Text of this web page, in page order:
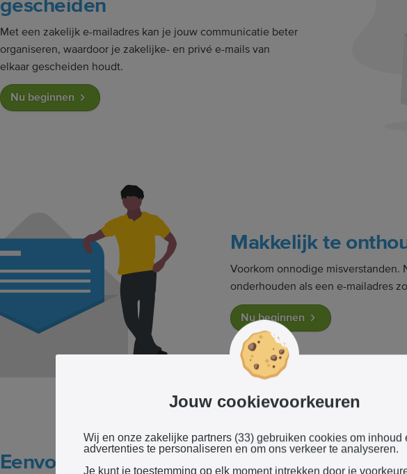
gescheiden
Met een zakelijk e-mailadres kan je jouw communicatie beter
organiseren, waardoor je zakelijke- en privé e-mails van
elkaar gescheiden houdt.
Nu beginnen
Makkelijk te
Voorkom onnodige misverstanden.
onderhouden als een e-mailadres
Nu beginnen
Eenvoudige website maker
Jouw cookievoorkeuren
Wij en onze zakelijke partners (33) gebruiken cookies om inhoud
advertenties te personaliseren en om ons verkeer te analyseren.
Je kunt je toestemming op elk moment intrekken door je